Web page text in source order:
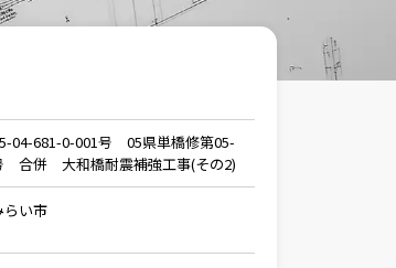
04-681-0-001号 05県単橋修第05-
合併 大和橋耐震補強工事(その2)
らい市